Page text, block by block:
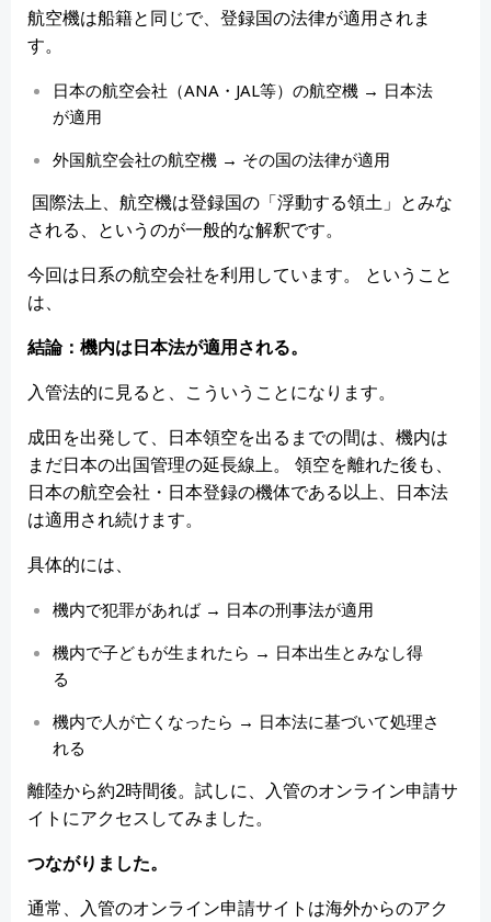
航空機は船籍と同じで、登録国の法律が適用されま
す。
日本の航空会社（ANA・JAL等）の航空機 → 日本法
が適用
外国航空会社の航空機 → その国の法律が適用
国際法上、航空機は登録国の「浮動する領土」とみな
される、というのが一般的な解釈です。
今回は日系の航空会社を利用しています。 ということ
は、
結論：機内は日本法が適用される。
入管法的に見ると、こういうことになります。
成田を出発して、日本領空を出るまでの間は、機内は
まだ日本の出国管理の延長線上。 領空を離れた後も、
日本の航空会社・日本登録の機体である以上、日本法
は適用され続けます。
具体的には、
機内で犯罪があれば → 日本の刑事法が適用
機内で子どもが生まれたら → 日本出生とみなし得
る
機内で人が亡くなったら → 日本法に基づいて処理さ
れる
離陸から約2時間後。試しに、入管のオンライン申請サ
イトにアクセスしてみました。
つながりました。
通常、入管のオンライン申請サイトは海外からのアク